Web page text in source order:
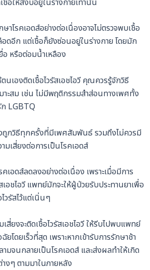
อให้สงบอยู่ในร่างกายเท่านั้น
าโรคเอดส์อย่างต่อเนื่องอาจไม่ตรวจพบเชื้อ
อดอีก แต่เชื้อก็ยังซ่อนอยู่ในร่างกาย โดยมัก
หรือต่อมน้ำเหลือง
เองติดเชื้อไวรัสเอชไอวี คุณควรรู้จักวิธี
ะสม เช่น ไม่มีพฤติกรรมสำส่อนทางเพศทั้ง
LGBTQ
ถูกวิธีทุกครั้งที่มีเพศสัมพันธ์ รวมถึงไม่ควรมี
เสี่ยงต่อการเป็นโรคเอดส์
อดส์ลดลงอย่างต่อเนื่อง เพราะเมื่อมีการ
เอชไอวี แพทย์มักจะให้ผู้ป่วยรับประทานยาเพื่อ
วรัสไว้แต่เนิ่นๆ
สี่ยงจะติดเชื้อไวรัสเอชไอวี ให้รีบไปพบแพทย์
ยโดยเร็วที่สุด เพราะหากเข้ารับการรักษาช้า
ามจนกลายเป็นโรคเอดส์ และส่งผลทำให้เกิด
งๆ ตามมาในภายหลัง